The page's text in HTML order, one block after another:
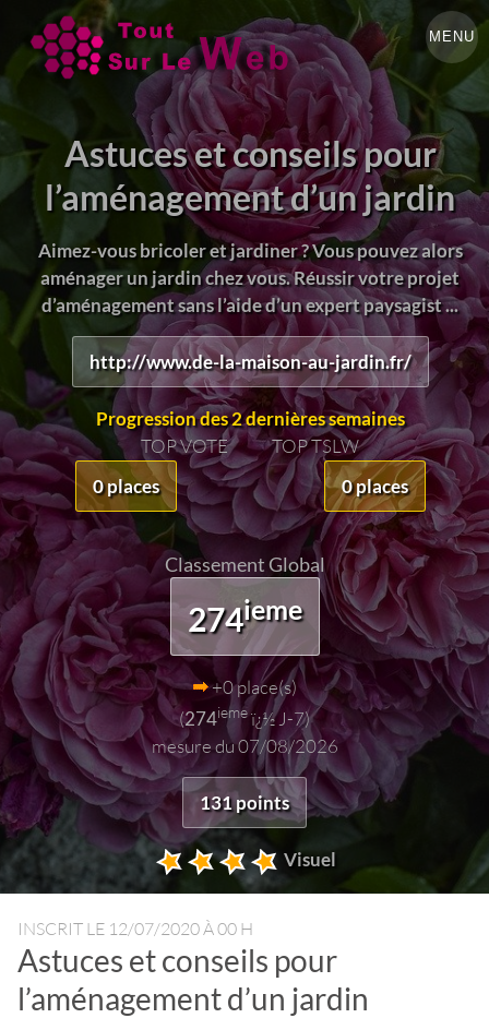
MENU
Astuces et conseils pour
l’aménagement d’un jardin
Aimez-vous bricoler et jardiner ? Vous pouvez alors
aménager un jardin chez vous. Réussir votre projet
d’aménagement sans l’aide d’un expert paysagist ...
http://www.de-la-maison-au-jardin.fr/
Progression des 2 dernières semaines
TOP VOTE
0 places
TOP TSLW
0 places
Classement Global
274ieme
+0 place(s)
(274iemeï¿½ J-7)
mesure du 07/08/2026
131 points
Visuel
INSCRIT LE 12/07/2020 À 00 H
Astuces et conseils pour
l’aménagement d’un jardin